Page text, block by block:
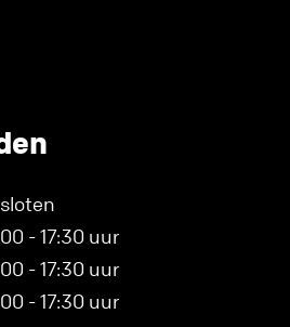
- 17:30 uur
- 17:30 uur
- 17:30 uur